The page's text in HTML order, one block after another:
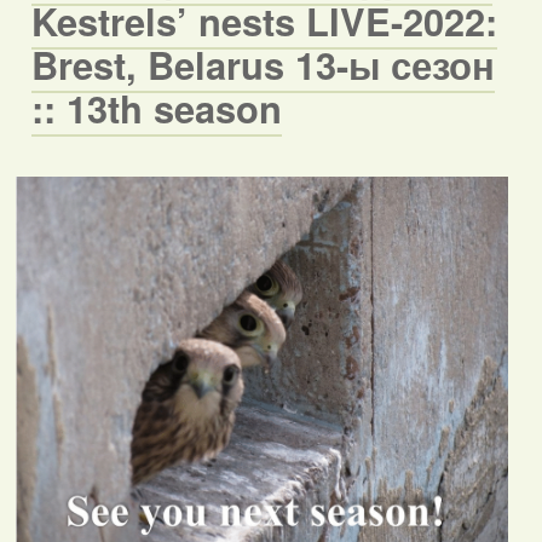
Kestrels’ nests LIVE-2022:
Brest, Belarus 13-ы сезон
:: 13th season